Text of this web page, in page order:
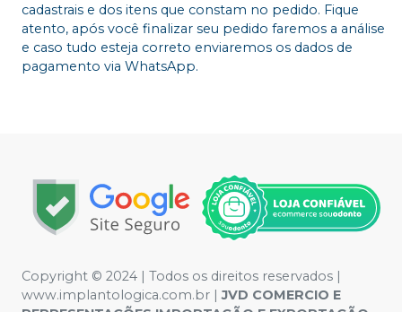
cadastrais e dos itens que constam no pedido. Fique
atento, após você finalizar seu pedido faremos a análise
e caso tudo esteja correto enviaremos os dados de
pagamento via WhatsApp.
Copyright © 2024 | Todos os direitos reservados |
www.implantologica.com.br |JVD COMERCIO E